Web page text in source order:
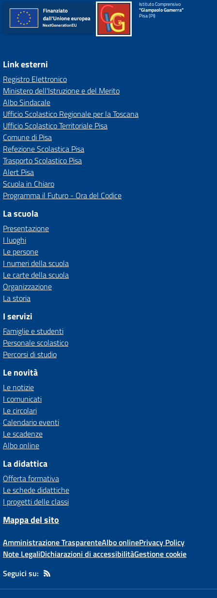
Istituto Comprensivo
"Giampaolo Gamerra"
Pisa (PI)
Link esterni
Registro Elettronico
Ministero dell'Istruzione e del Merito
Albo Sindacale
Ufficio Scolastico Regionale per la Toscana
Ufficio Scolastico Territoriale Pisa
Comune di Pisa
Refezione Scolastica Pisa
Trasporto Scolastico Pisa
Alert Pisa
Scuola in Chiaro
Programma il Futuro - Ora del Codice
La scuola
Presentazione
I luoghi
Le persone
I numeri della scuola
Le carte della scuola
Organizzazione
La storia
I servizi
Famiglie e studenti
Personale scolastico
Percorsi di studio
Le novità
Le notizie
I comunicati
Le circolari
Calendario eventi
Le scadenze
Albo online
La didattica
Offerta formativa
Le schede didattiche
I progetti delle classi
Mappa del sito
Amministrazione TrasparenteAlbo onlinePrivacy Policy
Note LegaliDichiarazioni di accessibilitàGestione cookie
Seguici su: